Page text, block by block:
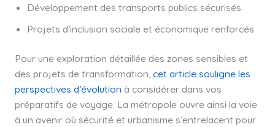
Développement des transports publics sécurisés
Projets d’inclusion sociale et économique renforcés
Pour une exploration détaillée des zones sensibles et
des projets de transformation, cet article souligne les
perspectives d’évolution à considérer dans vos
préparatifs de voyage. La métropole ouvre ainsi la voie
à un avenir où sécurité et urbanisme s’entrelacent pour